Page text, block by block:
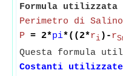
Formula utilizzata
Perimetro di
P = 2*pi*((2*ri )-r
Questa formula
Costanti utilizzate